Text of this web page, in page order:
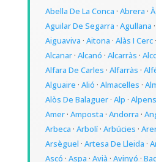
Abella De La Conca · Abrera ·
Aguilar De Segarra · Agullana ·
Aiguaviva · Aitona · Alàs I Cerc·
Alcanar· Alcanó · Alcarràs ·
Alfara De Carles · Alfarràs ·
Alguaire · Alió · Almacelles ·
Alòs De Balaguer· Alp · Alpens
Amer· Amposta · Andorra ·
Arbeca · Arbolí· Arbúcies ·
Arsèguel · Artesa De Lleida ·
Ascó · Aspa · Avià · Avinyó ·